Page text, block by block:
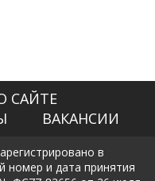
САЙТЕ
ВАКАНСИИ
в
номер и дата принятия